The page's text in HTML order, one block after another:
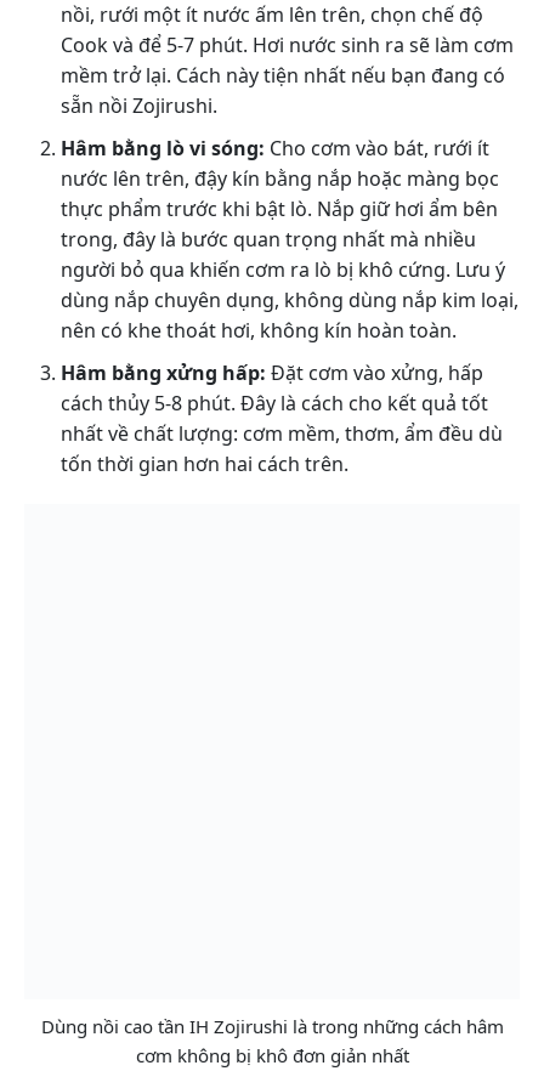
nồi, rưới một ít nước ấm lên trên, chọn chế độ
Cook và để 5-7 phút. Hơi nước sinh ra sẽ làm cơm
mềm trở lại. Cách này tiện nhất nếu bạn đang có
sẵn nồi Zojirushi.
Hâm bằng lò vi sóng: Cho cơm vào bát, rưới ít
nước lên trên, đậy kín bằng nắp hoặc màng bọc
thực phẩm trước khi bật lò. Nắp giữ hơi ẩm bên
trong, đây là bước quan trọng nhất mà nhiều
người bỏ qua khiến cơm ra lò bị khô cứng. Lưu ý
dùng nắp chuyên dụng, không dùng nắp kim loại,
nên có khe thoát hơi, không kín hoàn toàn.
Hâm bằng xửng hấp: Đặt cơm vào xửng, hấp
cách thủy 5-8 phút. Đây là cách cho kết quả tốt
nhất về chất lượng: cơm mềm, thơm, ẩm đều dù
tốn thời gian hơn hai cách trên.
Dùng nồi cao tần IH Zojirushi là trong những cách hâm
cơm không bị khô đơn giản nhất